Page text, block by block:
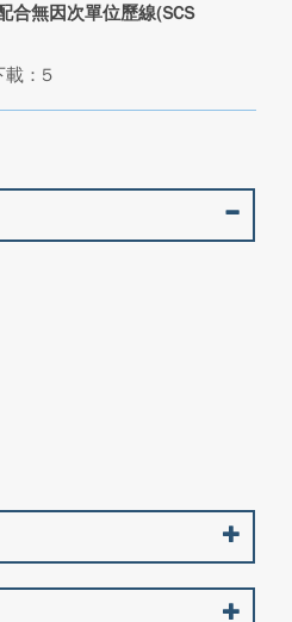
合無因次單位歷線(SCS
載：5